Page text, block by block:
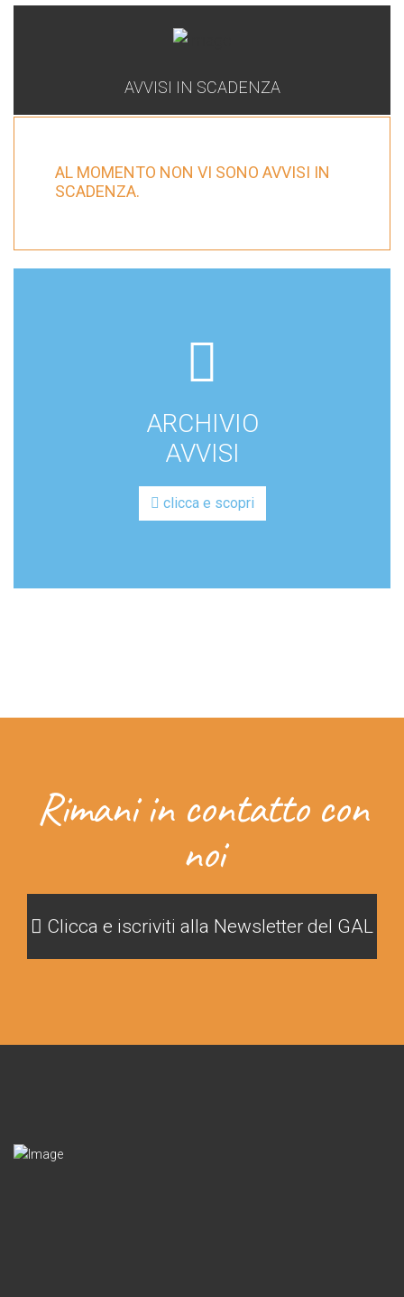
AVVISI IN SCADENZA
AL MOMENTO NON VI SONO AVVISI IN
SCADENZA.
archive
ARCHIVIO
AVVISI
clicca e scopri
Rimani in contatto con
noi
Clicca e iscriviti alla Newsletter del GAL